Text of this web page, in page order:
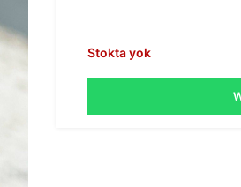
Stokta yok